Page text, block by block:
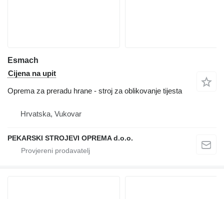
Esmach
Cijena na upit
Oprema za preradu hrane - stroj za oblikovanje tijesta
Hrvatska, Vukovar
PEKARSKI STROJEVI OPREMA d.o.o.